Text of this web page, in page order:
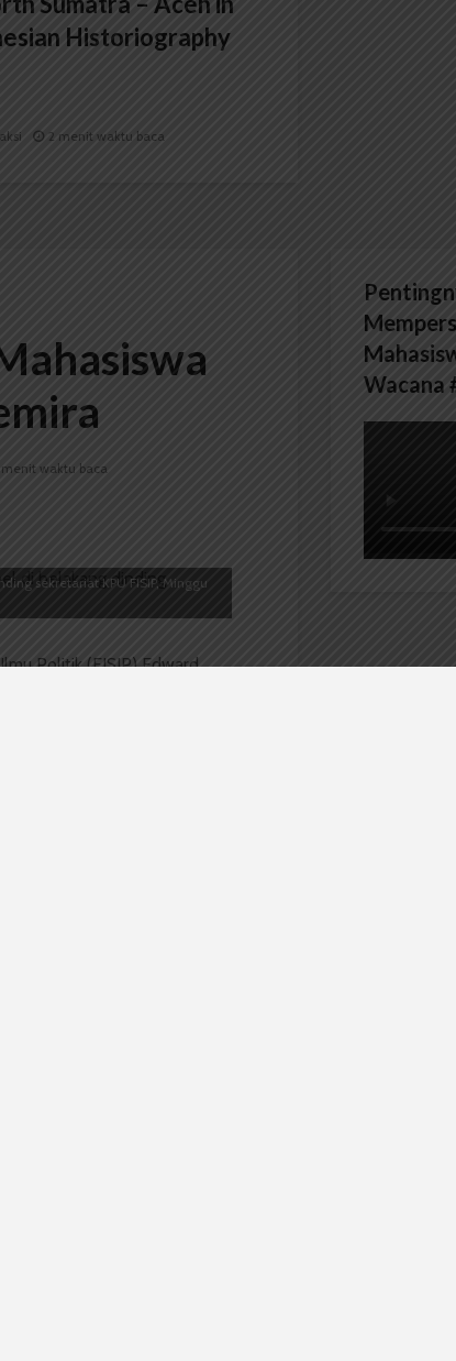
Historiography
2 menit waktu baca
menit waktu baca
sekretariat KPU FISIP, Minggu
Politik (FISIP) Edward
Wacana